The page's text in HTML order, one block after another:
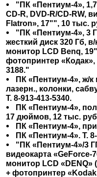
"ПК «Пентиум-4»,
CD-R, DVD-R/CD-RW,
Flatron», 17"", 10 тыс.
"ПК «Пентиум-4», 3
жесткий диск 320 Гб,
монитор LCD Benq,
фотопринтер
3188."
ПК «Пентиум-4», ж/
лазерн., колонки,
Т. 8-913-413-5340.
ПК «Пентиум-4»,
17 дюймов, 12 тыс.
ПК «Пентиум-4»,
ПК «Пентиум-4». Т.
"ПК «Пентиум-4»/3
видеокарта «GeForce-
монитор LCD
+ фотопринтер